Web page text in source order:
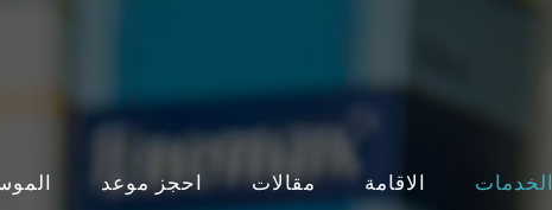
الخدمات الاقامة مقالات احجز موعد